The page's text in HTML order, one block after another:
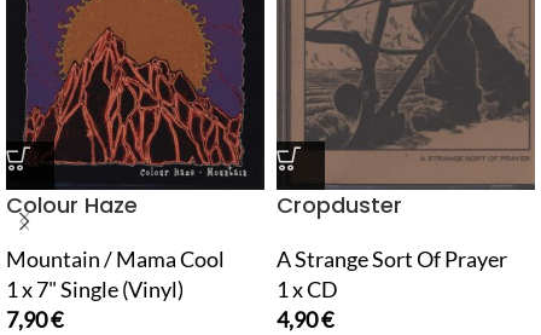
Colour Haze
Mountain / Mama Cool
1 x 7" Single (Vinyl)
7,90€
Cropduster
A Strange Sort Of Prayer
1 x CD
4,90€